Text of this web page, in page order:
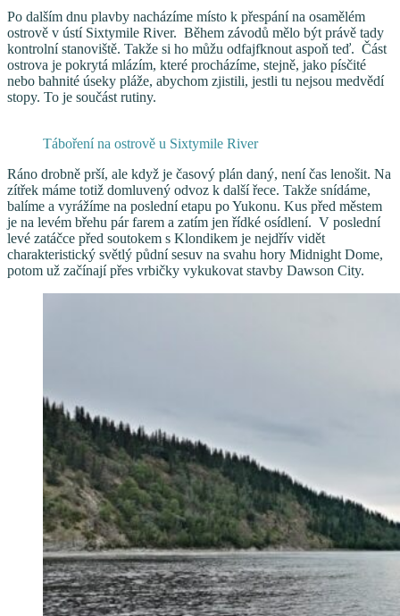
Po dalším dnu plavby nacházíme místo k přespání na osamělém
ostrově v ústí Sixtymile River. Během závodů mělo být právě tady
kontrolní stanoviště. Takže si ho můžu odfajfknout aspoň teď. Část
ostrova je pokrytá mlázím, které procházíme, stejně, jako písčité
nebo bahnité úseky pláže, abychom zjistili, jestli tu nejsou medvědí
stopy. To je součást rutiny.
Táboření na ostrově u Sixtymile River
Ráno drobně prší, ale když je časový plán daný, není čas lenošit. Na
zítřek máme totiž domluvený odvoz k další řece. Takže snídáme,
balíme a vyrážíme na poslední etapu po Yukonu. Kus před městem
je na levém břehu pár farem a zatím jen řídké osídlení. V poslední
levé zatáčce před soutokem s Klondikem je nejdřív vidět
charakteristický světlý půdní sesuv na svahu hory Midnight Dome,
potom už začínají přes vrbičky vykukovat stavby Dawson City.